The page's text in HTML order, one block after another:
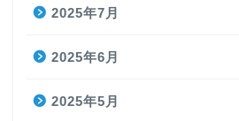
2025年7月
2025年6月
2025年5月